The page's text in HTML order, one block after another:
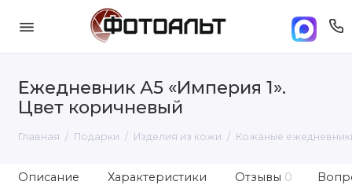
Ежедневник А5 «Империя 1».
Цвет коричневый
Главная Подарки Изделия из кожи Кожаные
Описание Характеристики Отзывы 0